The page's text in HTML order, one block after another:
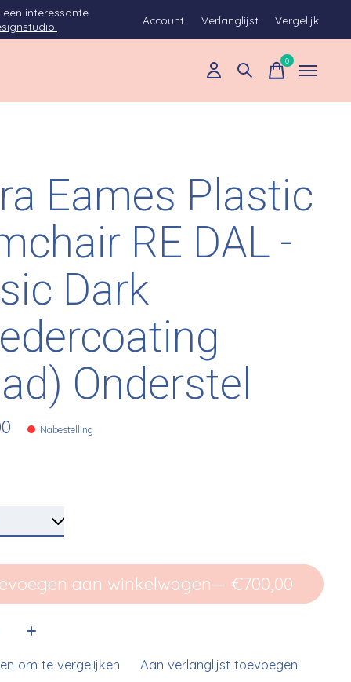
interessante
Account Verlanglijst Vergelijk
0items
Eames Plastic
RE DAL -
Dark
Onderstel
Nabestelling
aan winkelwagen
— €700,00
om te vergelijken Aan verlanglijst toevoegen